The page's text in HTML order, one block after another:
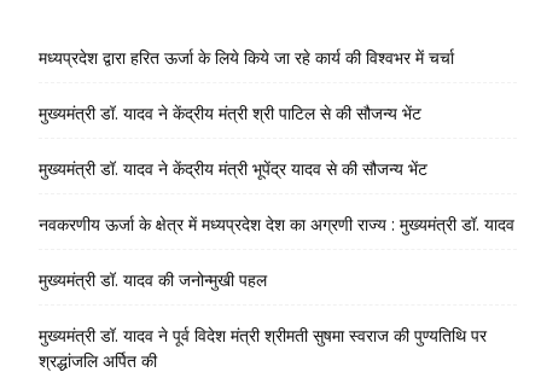
मध्यप्रदेश द्वारा हरित ऊर्जा के लिये किये जा रहे कार्य की विश्वभर में चर्चा
मुख्यमंत्री डॉ. यादव ने केंद्रीय मंत्री श्री पाटिल से की सौजन्य भेंट
मुख्यमंत्री डॉ. यादव ने केंद्रीय मंत्री भूपेंद्र यादव से की सौजन्य भेंट
नवकरणीय ऊर्जा के क्षेत्र में मध्यप्रदेश देश का अग्रणी राज्य : मुख्यमंत्री डॉ. यादव
मुख्यमंत्री डॉ. यादव की जनोन्मुखी पहल
मुख्यमंत्री डॉ. यादव ने पूर्व विदेश मंत्री श्रीमती सुषमा स्वराज की पुण्यतिथि पर
श्रद्धांजलि अर्पित की